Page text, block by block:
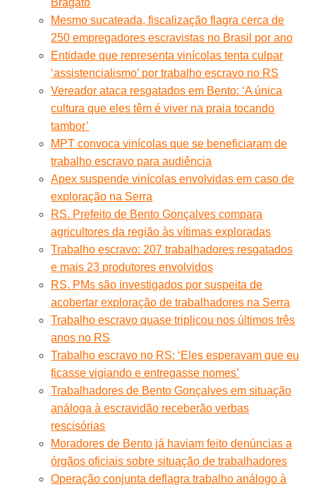
Mesmo sucateada, fiscalização flagra cerca de
250 empregadores escravistas no Brasil por ano
Entidade que representa vinícolas tenta culpar
‘assistencialismo’ por trabalho escravo no RS
Vereador ataca resgatados em Bento: ‘A única
cultura que eles têm é viver na praia tocando
tambor’
MPT convoca vinícolas que se beneficiaram de
trabalho escravo para audiência
Apex suspende vinícolas envolvidas em caso de
exploração na Serra
RS. Prefeito de Bento Gonçalves compara
agricultores da região às vítimas exploradas
Trabalho escravo: 207 trabalhadores resgatados
e mais 23 produtores envolvidos
RS. PMs são investigados por suspeita de
acobertar exploração de trabalhadores na Serra
Trabalho escravo quase triplicou nos últimos três
anos no RS
Trabalho escravo no RS: ‘Eles esperavam que eu
ficasse vigiando e entregasse nomes’
Trabalhadores de Bento Gonçalves em situação
análoga à escravidão receberão verbas
rescisórias
Moradores de Bento já haviam feito denúncias a
órgãos oficiais sobre situação de trabalhadores
Operação conjunta deflagra trabalho análogo à